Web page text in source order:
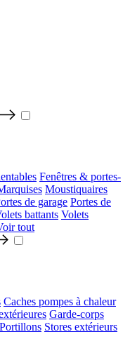
Fenêtres & portes-
Moustiquaires
de garage Portes de
battants Volets
tout
Caches pompes à chaleur
Garde-corps
Portillons Stores extérieurs